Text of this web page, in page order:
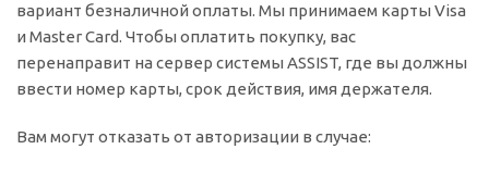
вариант безналичной оплаты. Мы принимаем карты Visa
и Master Card. Чтобы оплатить покупку, вас
перенаправит на сервер системы ASSIST, где вы должны
ввести номер карты, срок действия, имя держателя.
Вам могут отказать от авторизации в случае: